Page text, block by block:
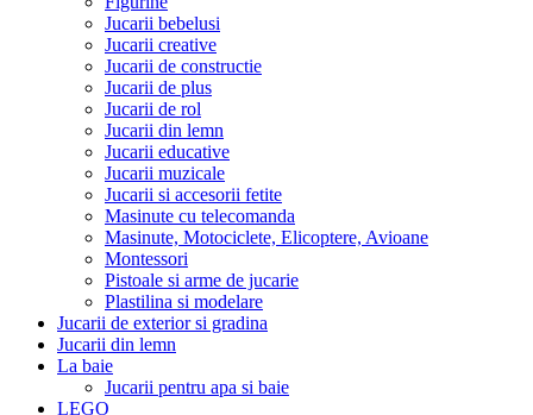
Jucarii bebelusi
Jucarii creative
Jucarii de constructie
Jucarii de plus
Jucarii de rol
Jucarii din lemn
Jucarii educative
Jucarii muzicale
Jucarii si accesorii fetite
Masinute cu telecomanda
Masinute, Motociclete, Elicoptere, Avioane
Montessori
Pistoale si arme de jucarie
Plastilina si modelare
Jucarii de exterior si gradina
Jucarii din lemn
La baie
Jucarii pentru apa si baie
LEGO